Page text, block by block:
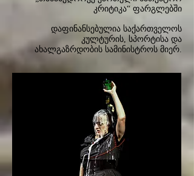
კრიტიკა“ ფარგლებში
დაფინანსებულია საქართველოს
კულტურის, სპორტისა და
ახალგაზრდობის სამინისტროს მიერ.